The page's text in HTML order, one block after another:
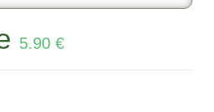
5.90 €